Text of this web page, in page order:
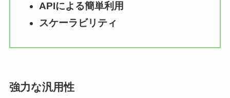
APIによる簡単利用
スケーラビリティ
強力な汎用性